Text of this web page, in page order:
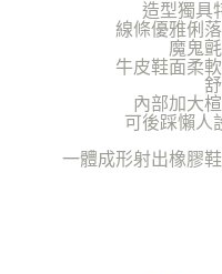
時審查核予不同之上限額度；若
請求用戶進行身份認證。
５．嚴禁一人註冊多個帳號或使
恩沛科技股份有限公司將有權停
造型獨具
線條優雅俐
魔鬼
牛皮鞋面柔
內部加大
可後踩懶人
一體成形射出橡膠